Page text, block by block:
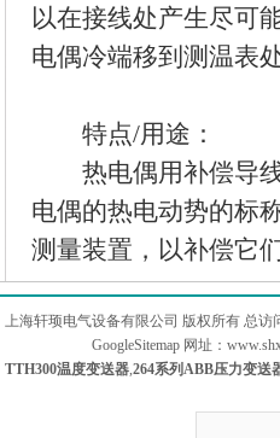
以在接线处产生尽可
电偶冷端移到测温表
特点/用途：
热电偶用补偿导线
电偶的热电动势的标
测量装置，以补偿它
上海轩顼电气设备有限公司 版权所有 总访
GoogleSitemap网址：
TTH300温度变送器,264系列ABB压力变送